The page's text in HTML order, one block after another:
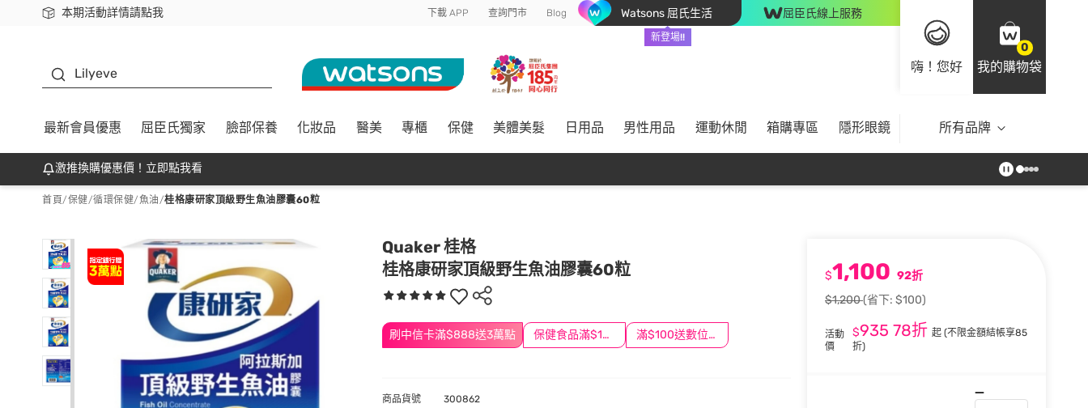
本期活動詳情請點我
下載app最高回饋$350 下載 APP 查詢門市 Blog Watsons 屈氏生活
新登場!!
屈臣氏線上服務
嗨！您好
0
我的購物袋
Lilyeve
最新會員優惠 屈臣氏獨家 臉部保養 化妝品 醫美 專櫃 保健 美體美髮 日用品 男性用品 運動休閒 箱購專區 隱形眼鏡 所有品牌
激推換購優惠價！立即點我看
首頁/保健/循環保健/ 魚油/桂格康研家頂級野生魚油膠囊60粒
Quaker 桂格
桂格康研家頂級野生魚油膠囊60粒
刷中信卡滿$888送3萬點 保健食品滿$1200送$100 滿$100送數位印花
$1,100 92折
$1,200(省下: $100)
活動
價
$935 78折 起 (不限金額結帳享85
折)
商品貨號 300862